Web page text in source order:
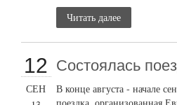
Читать далее
12
СЕН
Состоялась
В конце августа - начале